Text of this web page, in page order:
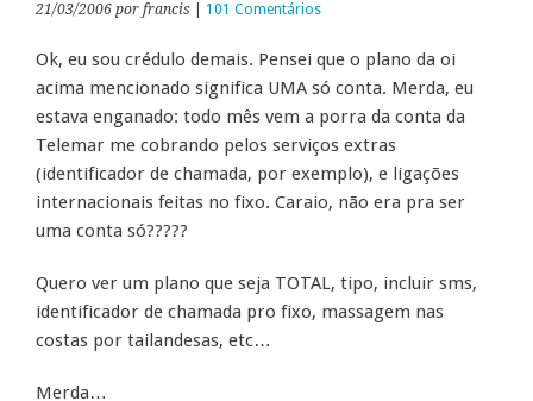
21/03/2006 por francis 101 Comentários
Ok, eu sou crédulo demais. Pensei que o plano da oi
acima mencionado significa UMA só conta. Merda, eu
estava enganado: todo mês vem a porra da conta da
Telemar me cobrando pelos serviços extras
(identificador de chamada, por exemplo), e ligações
internacionais feitas no fixo. Caraio, não era pra ser
uma conta só?????
Quero ver um plano que seja TOTAL, tipo, incluir sms,
identificador de chamada pro fixo, massagem nas
costas por tailandesas, etc…
Merda…